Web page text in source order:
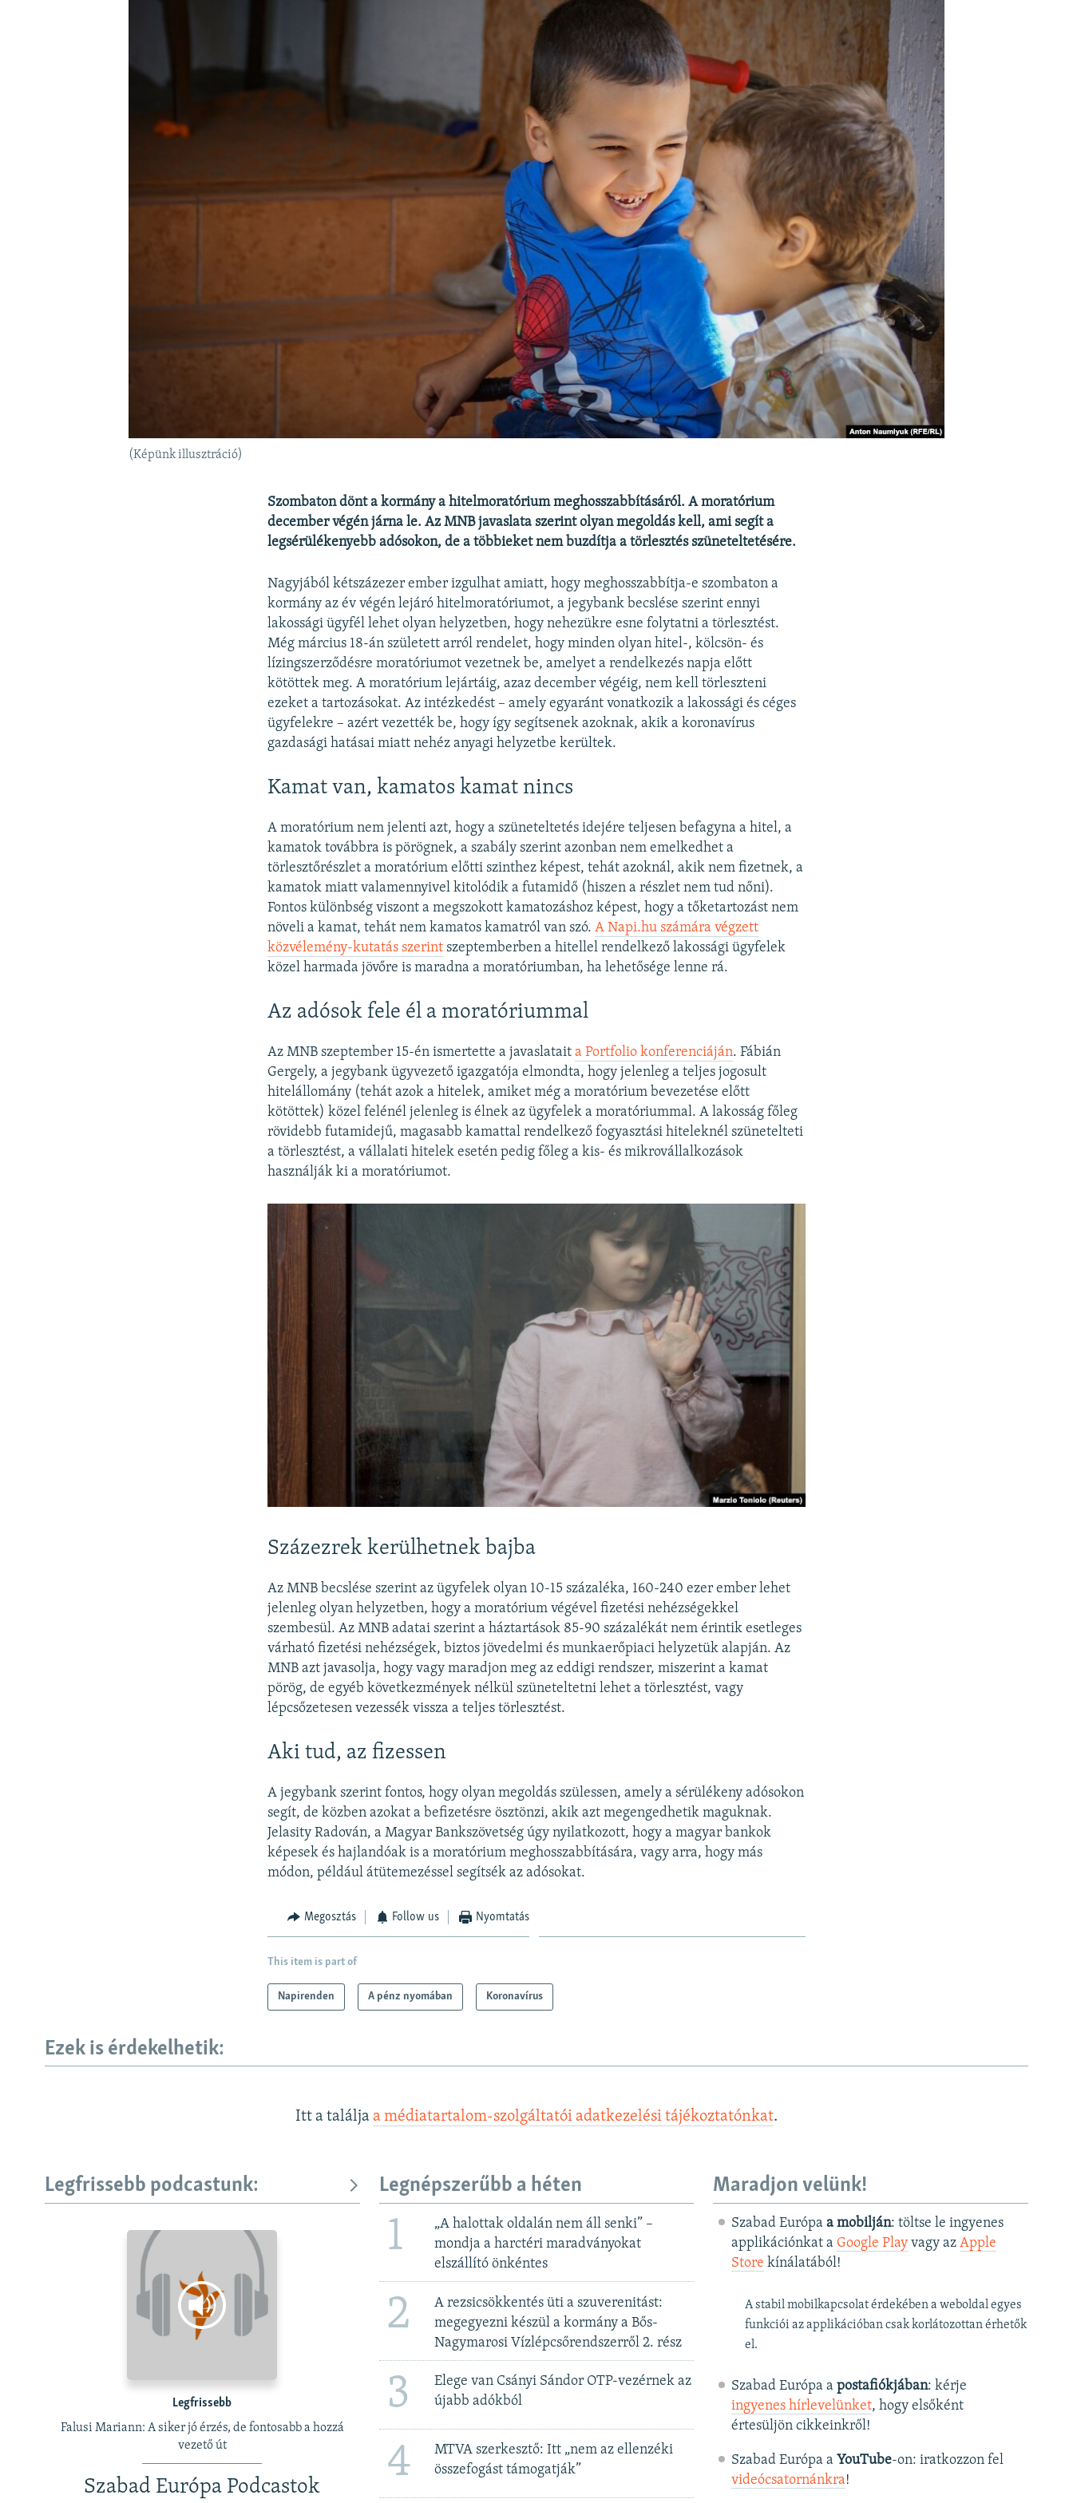
(Képünk illusztráció)
Szombaton dönt a kormány a hitelmoratórium meghosszabbításáról. A moratórium
december végén járna le. Az MNB javaslata szerint olyan megoldás kell, ami segít a
legsérülékenyebb adósokon, de a többieket nem buzdítja a törlesztés szüneteltetésére.
Nagyjából kétszázezer ember izgulhat amiatt, hogy meghosszabbítja-e szombaton a
kormány az év végén lejáró hitelmoratóriumot, a jegybank becslése szerint ennyi
lakossági ügyfél lehet olyan helyzetben, hogy nehezükre esne folytatni a törlesztést.
Még március 18-án született arról rendelet, hogy minden olyan hitel-, kölcsön- és
lízingszerződésre moratóriumot vezetnek be, amelyet a rendelkezés napja előtt
kötöttek meg. A moratórium lejártáig, azaz december végéig, nem kell törleszteni
ezeket a tartozásokat. Az intézkedést – amely egyaránt vonatkozik a lakossági és céges
ügyfelekre – azért vezették be, hogy így segítsenek azoknak, akik a koronavírus
gazdasági hatásai miatt nehéz anyagi helyzetbe kerültek.
Kamat van, kamatos kamat nincs
A moratórium nem jelenti azt, hogy a szüneteltetés idejére teljesen befagyna a hitel, a
kamatok továbbra is pörögnek, a szabály szerint azonban nem emelkedhet a
törlesztőrészlet a moratórium előtti szinthez képest, tehát azoknál, akik nem fizetnek, a
kamatok miatt valamennyivel kitolódik a futamidő (hiszen a részlet nem tud nőni).
Fontos különbség viszont a megszokott kamatozáshoz képest, hogy a tőketartozást nem
növeli a kamat, tehát nem kamatos kamatról van szó.A Napi.hu számára végzett
közvélemény-kutatás szerint szeptemberben a hitellel rendelkező lakossági ügyfelek
közel harmada jövőre is maradna a moratóriumban, ha lehetősége lenne rá.
Az adósok fele él a moratóriummal
Az MNB szeptember 15-én ismertette a javaslataita Portfolio konferenciáján. Fábián
Gergely, a jegybank ügyvezető igazgatója elmondta, hogy jelenleg a teljes jogosult
hitelállomány (tehát azok a hitelek, amiket még a moratórium bevezetése előtt
kötöttek) közel felénél jelenleg is élnek az ügyfelek a moratóriummal. A lakosság főleg
rövidebb futamidejű, magasabb kamattal rendelkező fogyasztási hiteleknél szünetelteti
a törlesztést, a vállalati hitelek esetén pedig főleg a kis- és mikrovállalkozások
használják ki a moratóriumot.
Százezrek kerülhetnek bajba
Az MNB becslése szerint az ügyfelek olyan 10-15 százaléka, 160-240 ezer ember lehet
jelenleg olyan helyzetben, hogy a moratórium végével fizetési nehézségekkel
szembesül. Az MNB adatai szerint a háztartások 85-90 százalékát nem érintik esetleges
várható fizetési nehézségek, biztos jövedelmi és munkaerőpiaci helyzetük alapján. Az
MNB azt javasolja, hogy vagy maradjon meg az eddigi rendszer, miszerint a kamat
pörög, de egyéb következmények nélkül szüneteltetni lehet a törlesztést, vagy
lépcsőzetesen vezessék vissza a teljes törlesztést.
Aki tud, az fizessen
A jegybank szerint fontos, hogy olyan megoldás szülessen, amely a sérülékeny adósokon
segít, de közben azokat a befizetésre ösztönzi, akik azt megengedhetik maguknak.
Jelasity Radován, a Magyar Bankszövetség úgy nyilatkozott, hogy a magyar bankok
képesek és hajlandóak is a moratórium meghosszabbítására, vagy arra, hogy más
módon, például átütemezéssel segítsék az adósokat.
Megosztás Follow us Nyomtatás
This item is part of
Napirenden A pénz nyomában Koronavírus
Ezek is érdekelhetik:
Itt a találja a médiatartalom-szolgáltatói adatkezelési tájékoztatónkat.
Legfrissebb podcastunk:
Legfrissebb
Falusi Mariann: A siker jó érzés, de fontosabb a hozzá
vezető út
Szabad Európa Podcastok
Legnépszerűbb a héten
1
„A halottak oldalán nem áll senki” –
mondja a harctéri maradványokat
elszállító önkéntes
2
A rezsicsökkentés üti a szuverenitást:
megegyezni készül a kormány a Bős-
Nagymarosi Vízlépcsőrendszerről 2. rész
3
Elege van Csányi Sándor OTP-vezérnek az
újabb adókból
4
MTVA szerkesztő: Itt „nem az ellenzéki
összefogást támogatják”
Maradjon velünk!
Szabad Európa a mobilján: töltse le ingyenes
applikációnkat a Google Playvagy az Apple
Store kínálatából!
A stabil mobilkapcsolat érdekében a weboldal egyes
funkciói az applikációban csak korlátozottan érhetők
el.
Szabad Európa a postafiókjában: kérje
ingyenes hírlevelünket, hogy elsőként
értesüljön cikkeinkről!
Szabad Európa a YouTube-on: iratkozzon fel
videócsatornánkra!